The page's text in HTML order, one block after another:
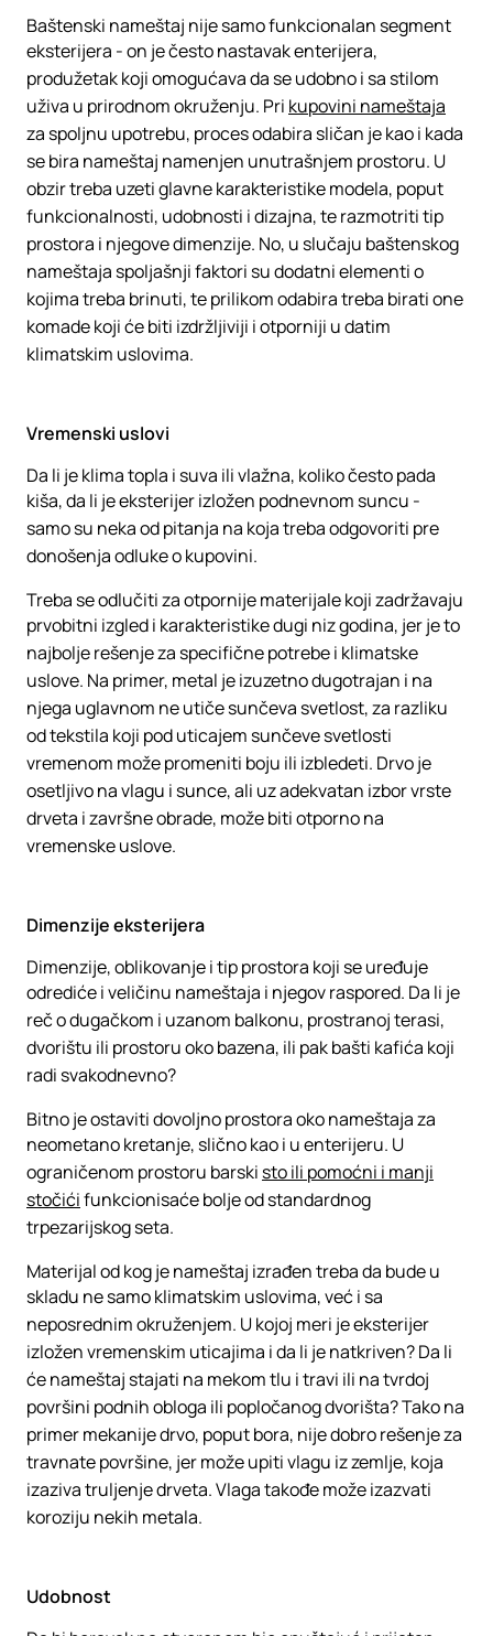
Baštenski nameštaj nije samo funkcionalan segment
eksterijera - on je često nastavak enterijera,
produžetak koji omogućava da se udobno i sa stilom
uživa u prirodnom okruženju. Pri kupovini nameštaja
za spoljnu upotrebu, proces odabira sličan je kao i kada
se bira nameštaj namenjen unutrašnjem prostoru. U
obzir treba uzeti glavne karakteristike modela, poput
funkcionalnosti, udobnosti i dizajna, te razmotriti tip
prostora i njegove dimenzije. No, u slučaju baštenskog
nameštaja spoljašnji faktori su dodatni elementi o
kojima treba brinuti, te prilikom odabira treba birati one
komade koji će biti izdržljiviji i otporniji u datim
klimatskim uslovima.
Vremenski uslovi
Da li je klima topla i suva ili vlažna, koliko često pada
kiša, da li je eksterijer izložen podnevnom suncu -
samo su neka od pitanja na koja treba odgovoriti pre
donošenja odluke o kupovini.
Treba se odlučiti za otpornije materijale koji zadržavaju
prvobitni izgled i karakteristike dugi niz godina, jer je to
najbolje rešenje za specifične potrebe i klimatske
uslove. Na primer, metal je izuzetno dugotrajan i na
njega uglavnom ne utiče sunčeva svetlost, za razliku
od tekstila koji pod uticajem sunčeve svetlosti
vremenom može promeniti boju ili izbledeti. Drvo je
osetljivo na vlagu i sunce, ali uz adekvatan izbor vrste
drveta i završne obrade, može biti otporno na
vremenske uslove.
Dimenzije eksterijera
Dimenzije, oblikovanje i tip prostora koji se uređuje
odrediće i veličinu nameštaja i njegov raspored. Da li je
reč o dugačkom i uzanom balkonu, prostranoj terasi,
dvorištu ili prostoru oko bazena, ili pak bašti kafića koji
radi svakodnevno?
Bitno je ostaviti dovoljno prostora oko nameštaja za
neometano kretanje, slično kao i u enterijeru. U
ograničenom prostoru barski sto ili pomoćni i manji
stočićifunkcionisaće bolje od standardnog
trpezarijskog seta.
Materijal od kog je nameštaj izrađen treba da bude u
skladu ne samo klimatskim uslovima, već i sa
neposrednim okruženjem. U kojoj meri je eksterijer
izložen vremenskim uticajima i da li je natkriven? Da li
će nameštaj stajati na mekom tlu i travi ili na tvrdoj
površini podnih obloga ili popločanog dvorišta? Tako na
primer mekanije drvo, poput bora, nije dobro rešenje za
travnate površine, jer može upiti vlagu iz zemlje, koja
izaziva truljenje drveta. Vlaga takođe može izazvati
koroziju nekih metala.
Udobnost